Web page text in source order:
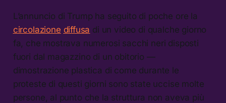
L’annuncio di Trump ha seguito di poche ore la
circolazione diffusa di un video di qualche giorno
fa, che mostrava numerosi sacchi neri disposti
fuori dal magazzino di un obitorio —
dimostrazione plastica di come durante le
proteste di questi giorni sono state uccise molte
persone, al punto che la struttura non aveva più